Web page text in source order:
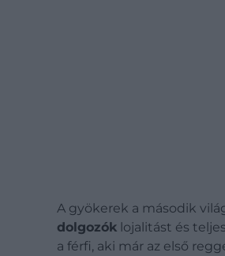
A gyökerek a második
dolgozók lojalitást és
a férfi, aki már az első